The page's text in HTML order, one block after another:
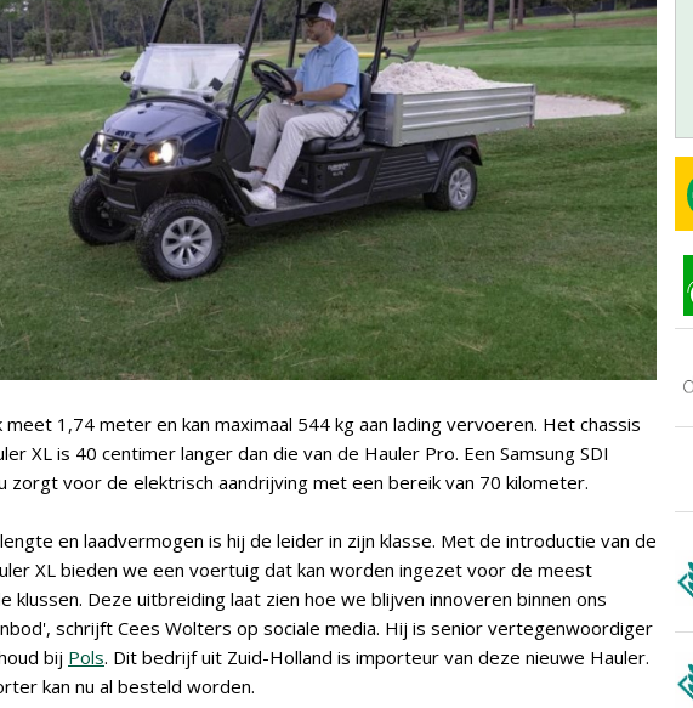
meet 1,74 meter en kan maximaal 544 kg aan lading vervoeren. Het chassis
XL is 40 centimer langer dan die van de Hauler Pro. Een Samsung SDI
zorgt voor de elektrisch aandrijving met een bereik van 70 kilometer.
en laadvermogen is hij de leider in zijn klasse. Met de introductie van de
XL bieden we een voertuig dat kan worden ingezet voor de meest
klussen. Deze uitbreiding laat zien hoe we blijven innoveren binnen ons
schrijft Cees Wolters op sociale media. Hij is senior vertegenwoordiger
bij Pols. Dit bedrijf uit Zuid-Holland is importeur van deze nieuwe Hauler.
kan nu al besteld worden.